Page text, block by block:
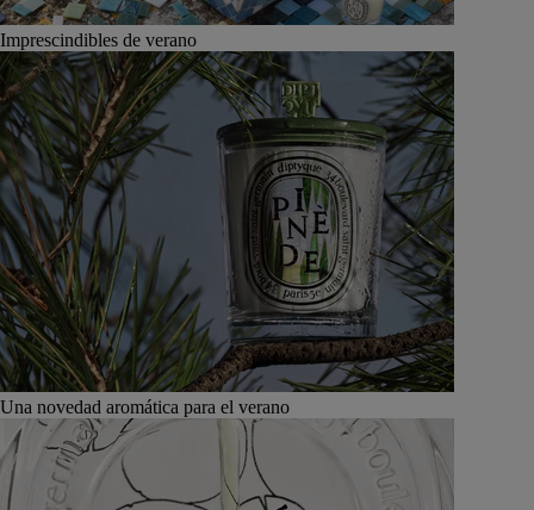
Imprescindibles de verano
Una novedad aromática para el verano